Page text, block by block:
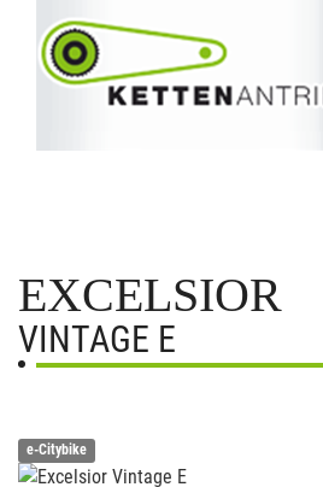
EXCELSIOR
VINTAGE E
e-Citybike